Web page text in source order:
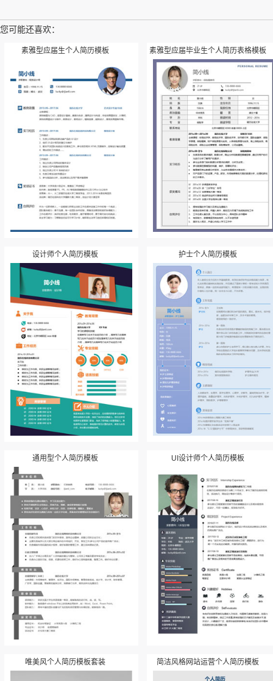
您可能还喜欢：
素雅型应届生个人简历模板 素雅型应届毕业生个人简历表格模板
设计师个人简历模板 护士个人简历模板
通用型个人简历模板 UI设计师个人简历模板
唯美风个人简历模板套装 简洁风格网站运营个人简历模板